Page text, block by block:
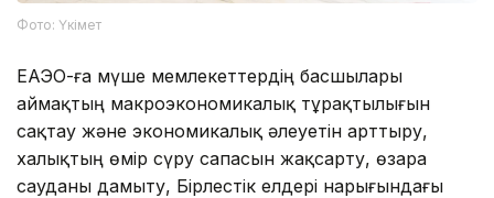
Фото: Үкімет
ЕАЭО-ға мүше мемлекеттердің басшылары
аймақтың макроэкономикалық тұрақтылығын
сақтау және экономикалық әлеуетін арттыру,
халықтың өмір сүру сапасын жақсарту, өзара
сауданы дамыту, Бірлестік елдері нарығындағы